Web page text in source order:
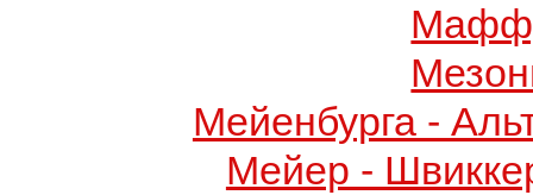
Мейенбурга -
Мейер -